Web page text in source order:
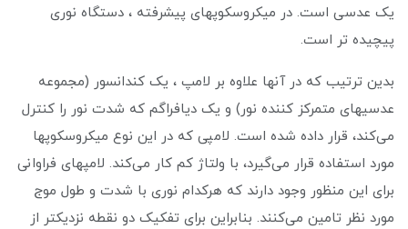
یک عدسی است. در میکروسکوپهای پیشرفته ، دستگاه نوری
پیچیده تر است.
بدین ترتیب که در آنها علاوه بر لامپ ، یک کندانسور (مجموعه
عدسیهای متمرکز کننده نور) و یک دیافراگم که شدت نور را کنترل
می‌کند، قرار داده شده است. لامپی که در این نوع میکروسکوپها
مورد استفاده قرار می‌گیرد، با ولتاژ کم کار می‌کند. لامپهای فراوانی
برای این منظور وجود دارند که هرکدام نوری با شدت و طول موج
مورد نظر تامین می‌کنند. بنابراین برای تفکیک دو نقطه نزدیکتر از